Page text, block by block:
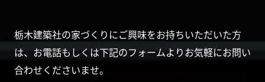
栃木建築社の家づくりにご興味をお持ちいただいた方
は、お電話もしくは下記のフォームよりお気軽にお問い
合わせくださいませ。